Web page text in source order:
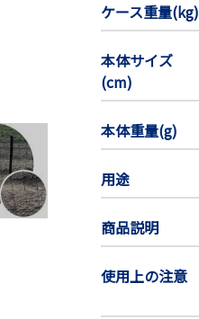
ケース重量(kg)
本体サイズ
(cm)
本体重量(g)
用途
商品説明
使用上の注意